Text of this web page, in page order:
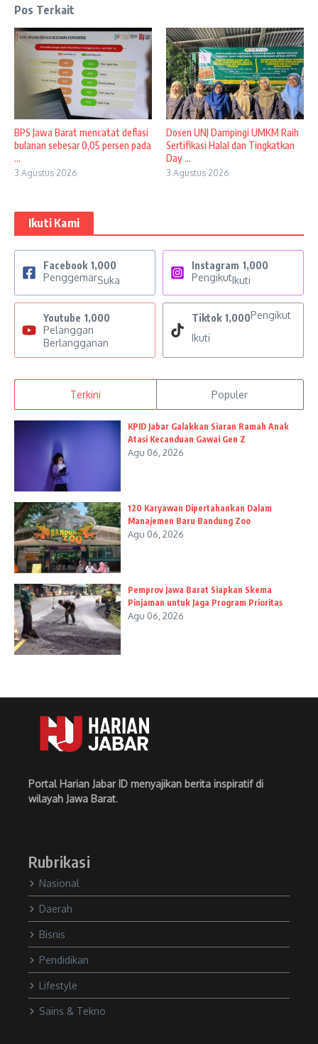
Pos Terkait
BPS Jawa Barat mencatat deflasi
bulanan sebesar 0,05 persen pada
...
3 Agustus 2026
Dosen UNJ Dampingi UMKM Raih
Sertifikasi Halal dan Tingkatkan
Day ...
3 Agustus 2026
Ikuti Kami
Facebook 1,000
PenggemarSuka
Instagram 1,000
PengikutIkuti
Youtube 1,000
Pelanggan
Berlangganan
Tiktok 1,000Pengikut
Ikuti
Terkini Populer
KPID Jabar Galakkan Siaran Ramah Anak
Atasi Kecanduan Gawai Gen Z
Agu 06, 2026
120 Karyawan Dipertahankan Dalam
Manajemen Baru Bandung Zoo
Agu 06, 2026
Pemprov Jawa Barat Siapkan Skema
Pinjaman untuk Jaga Program Prioritas
Agu 06, 2026
Portal Harian Jabar ID menyajikan berita inspiratif di
wilayah Jawa Barat.
Rubrikasi
Nasional
Daerah
Bisnis
Pendidikan
Lifestyle
Sains & Tekno